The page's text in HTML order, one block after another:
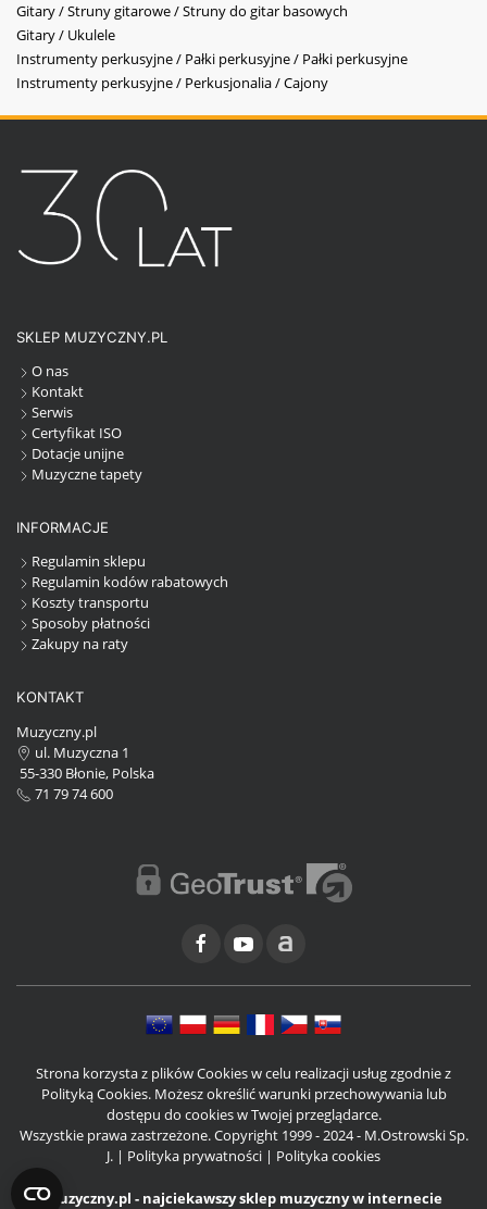
Gitary / Struny gitarowe / Struny do gitar basowych
Gitary / Ukulele
Instrumenty perkusyjne / Pałki perkusyjne / Pałki perkusyjne
Instrumenty perkusyjne / Perkusjonalia / Cajony
SKLEP MUZYCZNY.PL
O nas
Kontakt
Serwis
Certyfikat ISO
Dotacje unijne
Muzyczne tapety
INFORMACJE
Regulamin sklepu
Regulamin kodów rabatowych
Koszty transportu
Sposoby płatności
Zakupy na raty
KONTAKT
Muzyczny.pl
ul. Muzyczna 1
55-330 Błonie, Polska
71 79 74 600
Strona korzysta z plików Cookies w celu realizacji usług zgodnie z
Polityką Cookies. Możesz określić warunki przechowywania lub
dostępu do cookies w Twojej przeglądarce.
Wszystkie prawa zastrzeżone. Copyright 1999 - 2024 - M.Ostrowski Sp.
J. | Polityka prywatności | Polityka cookies
Muzyczny.pl - najciekawszy sklep muzyczny w internecie